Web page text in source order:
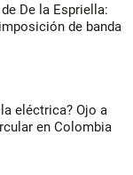
De la Espriella:
de banda
eléctrica? Ojo a
en Colombia